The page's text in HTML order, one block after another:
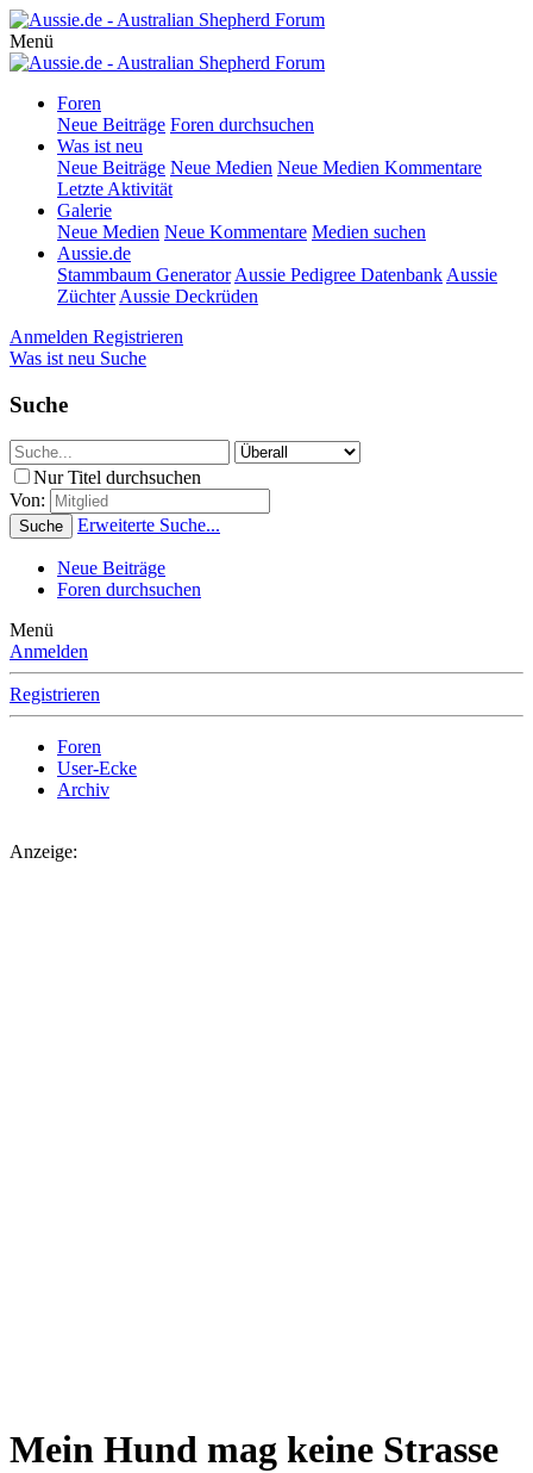
Menü
Foren
Neue Beiträge Foren durchsuchen
Was ist neu
Neue Beiträge Neue Medien Neue Medien Kommentare
Letzte Aktivität
Galerie
Neue Medien Neue Kommentare Medien suchen
Aussie.de
Stammbaum Generator Aussie Pedigree Datenbank Aussie
Züchter Aussie Deckrüden
Anmelden Registrieren
Was ist neu Suche
Suche
Nur Titel durchsuchen
Von:
Suche Erweiterte Suche...
Neue Beiträge
Foren durchsuchen
Menü
Anmelden
Registrieren
Foren
User-Ecke
Archiv
Anzeige:
Mein Hund mag keine Strasse